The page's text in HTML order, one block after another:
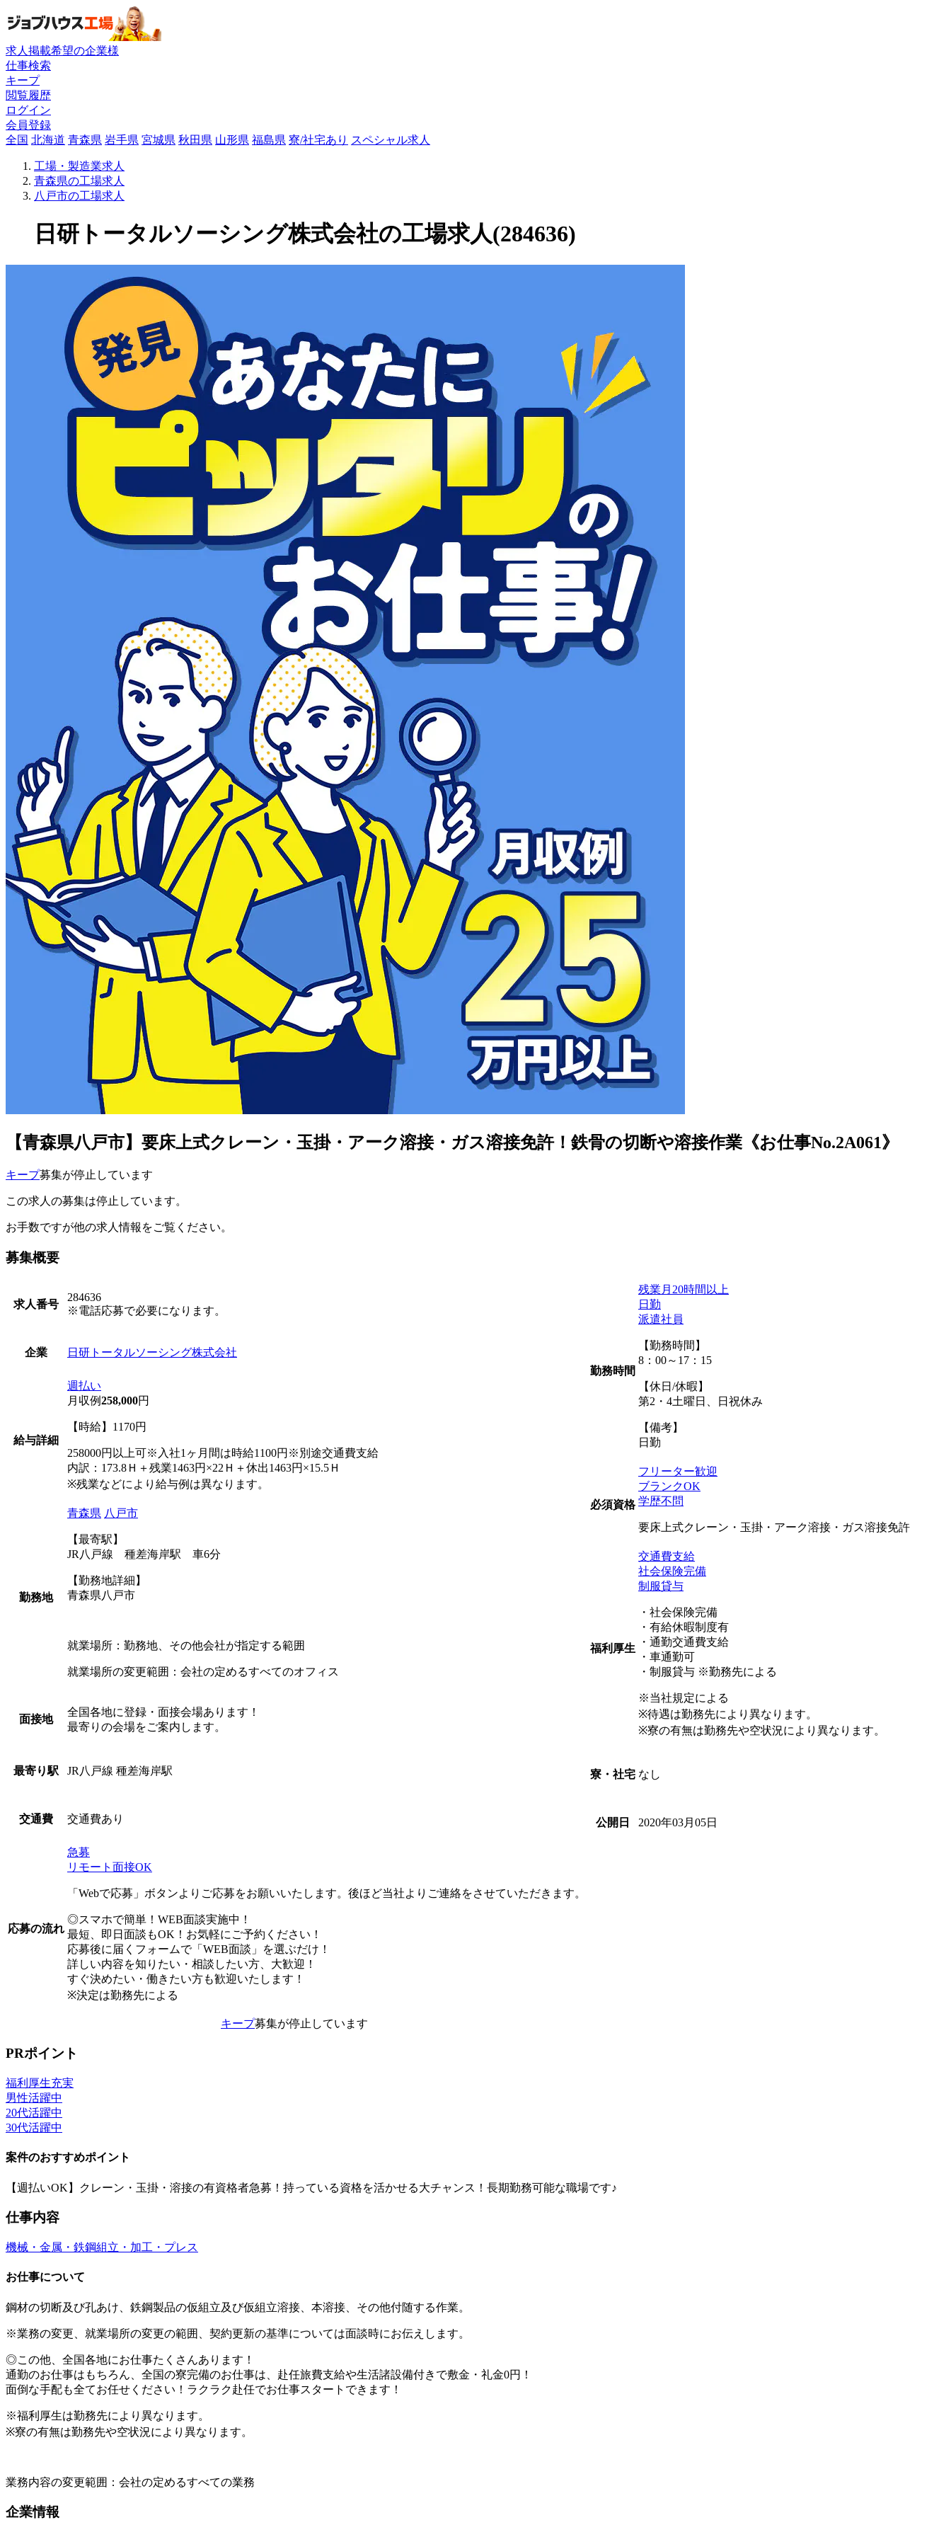
求人掲載希望の企業様
仕事検索
キープ
閲覧履歴
ログイン
会員登録
全国 北海道 青森県 岩手県 宮城県 秋田県 山形県 福島県 寮/社宅あり スペシャル求人
工場・製造業求人
青森県の工場求人
八戸市の工場求人
日研トータルソーシング株式会社の工場求人(284636)
【青森県八戸市】要床上式クレーン・玉掛・アーク溶接・ガス溶接免許！鉄骨の切断や溶接作業《お仕事No.2A061》
キープ募集が停止しています
この求人の募集は停止しています。
お手数ですが他の求人情報をご覧ください。
募集概要
求人番号
284636
※電話応募で必要になります。
企業 日研トータルソーシング株式会社
給与詳細
週払い
月収例258,000円
【時給】1170円
258000円以上可※入社1ヶ月間は時給1100円※別途交通費支給
内訳：173.8Ｈ＋残業1463円×22Ｈ＋休出1463円×15.5Ｈ
※残業などにより給与例は異なります。
勤務地
青森県 八戸市
【最寄駅】
JR八戸線 種差海岸駅 車6分
【勤務地詳細】
青森県八戸市
就業場所：勤務地、その他会社が指定する範囲
就業場所の変更範囲：会社の定めるすべてのオフィス
面接地
全国各地に登録・面接会場あります！
最寄りの会場をご案内します。
最寄り駅 JR八戸線 種差海岸駅
交通費 交通費あり
応募の流れ
急募
リモート面接OK
「Webで応募」ボタンよりご応募をお願いいたします。後ほど当社よりご連絡をさせていただきます。
◎スマホで簡単！WEB面談実施中！
最短、即日面談もOK！お気軽にご予約ください！
応募後に届くフォームで「WEB面談」を選ぶだけ！
詳しい内容を知りたい・相談したい方、大歓迎！
すぐ決めたい・働きたい方も歓迎いたします！
※決定は勤務先による
勤務時間
残業月20時間以上
日勤
派遣社員
【勤務時間】
8：00～17：15
【休日/休暇】
第2・4土曜日、日祝休み
【備考】
日勤
必須資格
フリーター歓迎
ブランクOK
学歴不問
要床上式クレーン・玉掛・アーク溶接・ガス溶接免許
福利厚生
交通費支給
社会保険完備
制服貸与
・社会保険完備
・有給休暇制度有
・通勤交通費支給
・車通勤可
・制服貸与 ※勤務先による
※当社規定による
※待遇は勤務先により異なります。
※寮の有無は勤務先や空状況により異なります。
寮・社宅 なし
公開日 2020年03月05日
キープ募集が停止しています
PRポイント
福利厚生充実
男性活躍中
20代活躍中
30代活躍中
案件のおすすめポイント
【週払いOK】クレーン・玉掛・溶接の有資格者急募！持っている資格を活かせる大チャンス！長期勤務可能な職場です♪
仕事内容
機械・金属・鉄鋼組立・加工・プレス
お仕事について
鋼材の切断及び孔あけ、鉄鋼製品の仮組立及び仮組立溶接、本溶接、その他付随する作業。
※業務の変更、就業場所の変更の範囲、契約更新の基準については面談時にお伝えします。
◎この他、全国各地にお仕事たくさんあります！
通勤のお仕事はもちろん、全国の寮完備のお仕事は、赴任旅費支給や生活諸設備付きで敷金・礼金0円！
面倒な手配も全てお任せください！ラクラク赴任でお仕事スタートできます！
※福利厚生は勤務先により異なります。
※寮の有無は勤務先や空状況により異なります。
業務内容の変更範囲：会社の定めるすべての業務
企業情報